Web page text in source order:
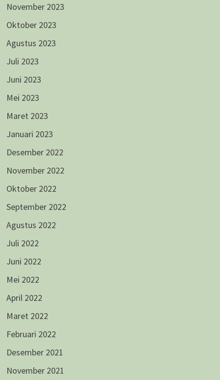
November 2023
Oktober 2023
Agustus 2023
Juli 2023
Juni 2023
Mei 2023
Maret 2023
Januari 2023
Desember 2022
November 2022
Oktober 2022
September 2022
Agustus 2022
Juli 2022
Juni 2022
Mei 2022
April 2022
Maret 2022
Februari 2022
Desember 2021
November 2021